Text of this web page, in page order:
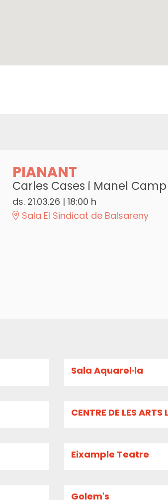
PIANANT
Carles Cases i Manel Camp
ds. 21.03.26 | 18:00 h
Sala El Sindicat de Balsareny
Sala Aquarel·la
CENTRE DE LES ARTS
Eixample Teatre
Golem's